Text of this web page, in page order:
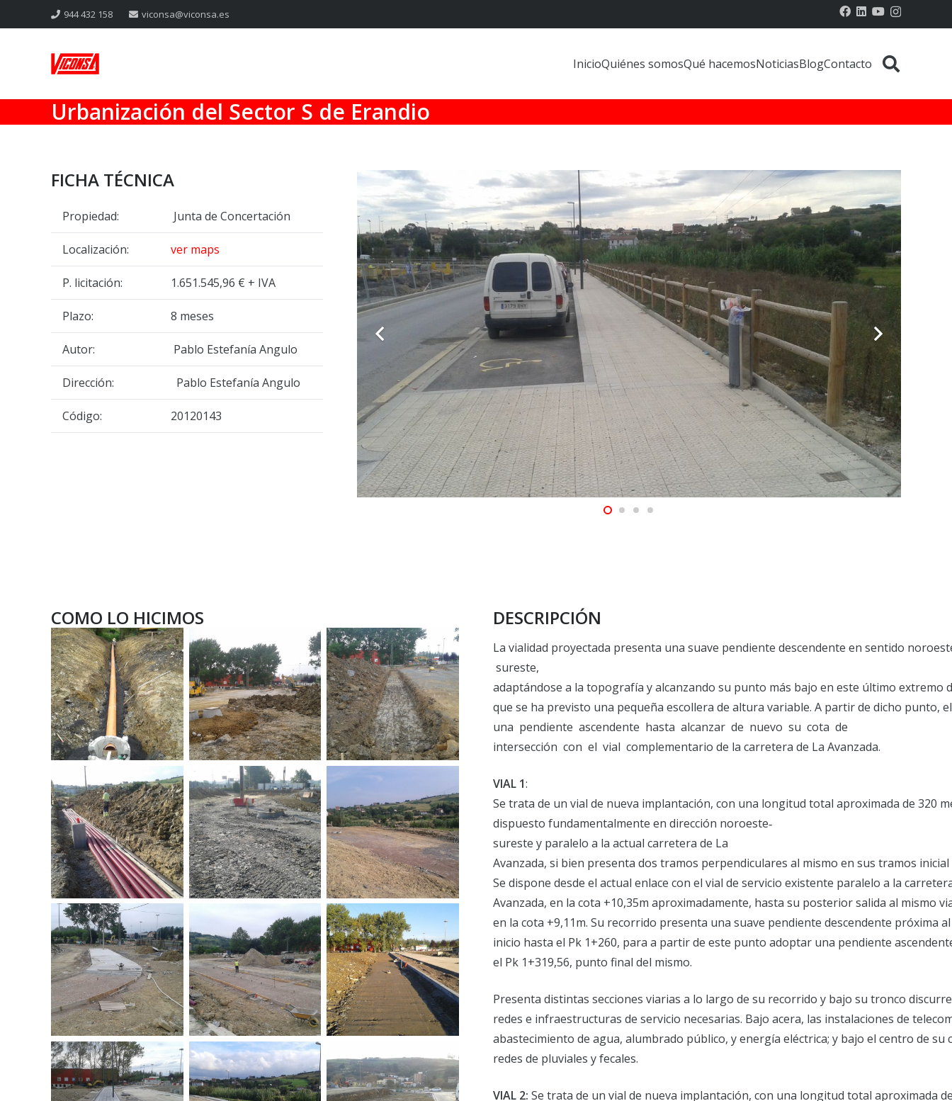
944 432 158 viconsa@viconsa.es
InicioQuiénes somosQué hacemosNoticiasBlogContacto
Urbanización del Sector S de Erandio
FICHA TÉCNICA
Propiedad: Junta de Concertación
Localización: ver maps
P. licitación: 1.651.545,96 € + IVA
Plazo: 8 meses
Autor: Pablo Estefanía Angulo
Dirección: Pablo Estefanía Angulo
Código: 20120143
COMO LO HICIMOS DESCRIPCIÓN
La vialidad proyectada presenta una suave pendiente descendente en sentido
sureste,
adaptándose a la topografía y alcanzando su punto más bajo en este último extremo
que se ha previsto una pequeña escollera de altura variable. A partir de dicho punto,
una pendiente ascendente hasta alcanzar de nuevo su cota de
intersección con el vial complementario de la carretera de La Avanzada.
VIAL 1:
Se trata de un vial de nueva implantación, con una longitud total aproximada de 320
dispuesto fundamentalmente en dirección noroeste‐
sureste y paralelo a la actual carretera de La
Avanzada, si bien presenta dos tramos perpendiculares al mismo en sus tramos
Se dispone desde el actual enlace con el vial de servicio existente paralelo a la
Avanzada, en la cota +10,35m aproximadamente, hasta su posterior salida al mismo
en la cota +9,11m. Su recorrido presenta una suave pendiente descendente próxima
inicio hasta el Pk 1+260, para a partir de este punto adoptar una pendiente
el Pk 1+319,56, punto final del mismo.
Presenta distintas secciones viarias a lo largo de su recorrido y bajo su tronco
redes e infraestructuras de servicio necesarias. Bajo acera, las instalaciones de
abastecimiento de agua, alumbrado público, y energía eléctrica; y bajo el centro de su
redes de pluviales y fecales.
VIAL 2: Se trata de un vial de nueva implantación, con una longitud total aproximada